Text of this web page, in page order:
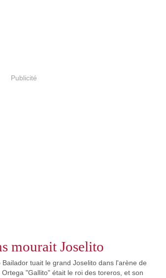
Publicité
mourait Joselito
tuait le grand Joselito dans l'arène de
"Gallito" était le roi des toreros, et son